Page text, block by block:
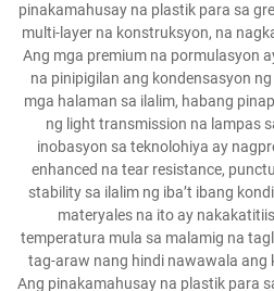
pinakamahusay na plastik para sa
multi-layer na konstruksyon, na
Ang mga premium na pormulasyon
na pinipigilan ang kondensasyon
mga halaman sa ilalim, habang
ng light transmission na lampas
inobasyon sa teknolohiya ay
enhanced na tear resistance,
stability sa ilalim ng iba’t ibang
materyales na ito ay
temperatura mula sa malamig na
tag-araw nang hindi nawawala ang
Ang pinakamahusay na plastik para